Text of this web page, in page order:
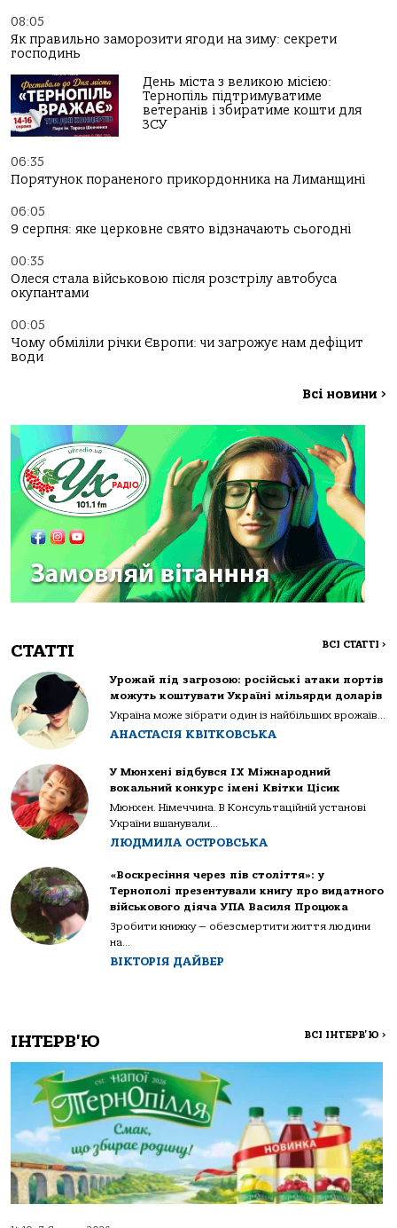
08:05
Як правильно заморозити ягоди на зиму: секрети
господинь
День міста з великою місією:
Тернопіль підтримуватиме
ветеранів і збиратиме кошти для
ЗСУ
06:35
Порятунок пораненого прикордонника на Лиманщині
06:05
9 серпня: яке церковне свято відзначають сьогодні
00:35
Олеся стала військовою після розстрілу автобуса
окупантами
00:05
Чому обміліли річки Європи: чи загрожує нам дефіцит
води
Всі новини >
СТАТТІ ВСІ СТАТТІ >
Урожай під загрозою: російські атаки портів
можуть коштувати Україні мільярди доларів
Україна може зібрати один із найбільших врожаїв...
АНАСТАСІЯ КВІТКОВСЬКА
У Мюнхені відбувся IX Міжнародний
вокальний конкурс імені Квітки Цісик
Мюнхен. Німеччина. В Консультаційній установі
України вшанували...
ЛЮДМИЛА ОСТРОВСЬКА
«Воскресіння через пів століття»: у
Тернополі презентували книгу про видатного
військового діяча УПА Василя Процюка
Зробити книжку — обезсмертити життя людини
на...
ВІКТОРІЯ ДАЙВЕР
ІНТЕРВ'Ю ВСІ ІНТЕРВ'Ю >